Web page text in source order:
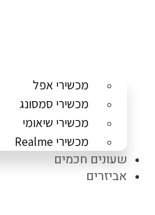
מכשירי אפל
מכשירי סמסונג
מכשירי שיאומי
מכשירי Realme
שעונים חכמים
אביזרים